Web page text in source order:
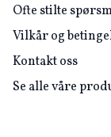
Ofte stilte
Vilkår og
Kontakt oss
Se alle våre